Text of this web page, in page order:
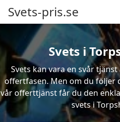
Svets-pris.se
Svets i
Svets kan vara en svår
offertfasen. Men om du följer
vår offerttjänst får du den
svets i